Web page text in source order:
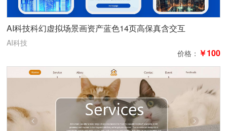
AI科技科幻虚拟场景画资产蓝色14页高保真含交互
AI科技
价格： ￥100